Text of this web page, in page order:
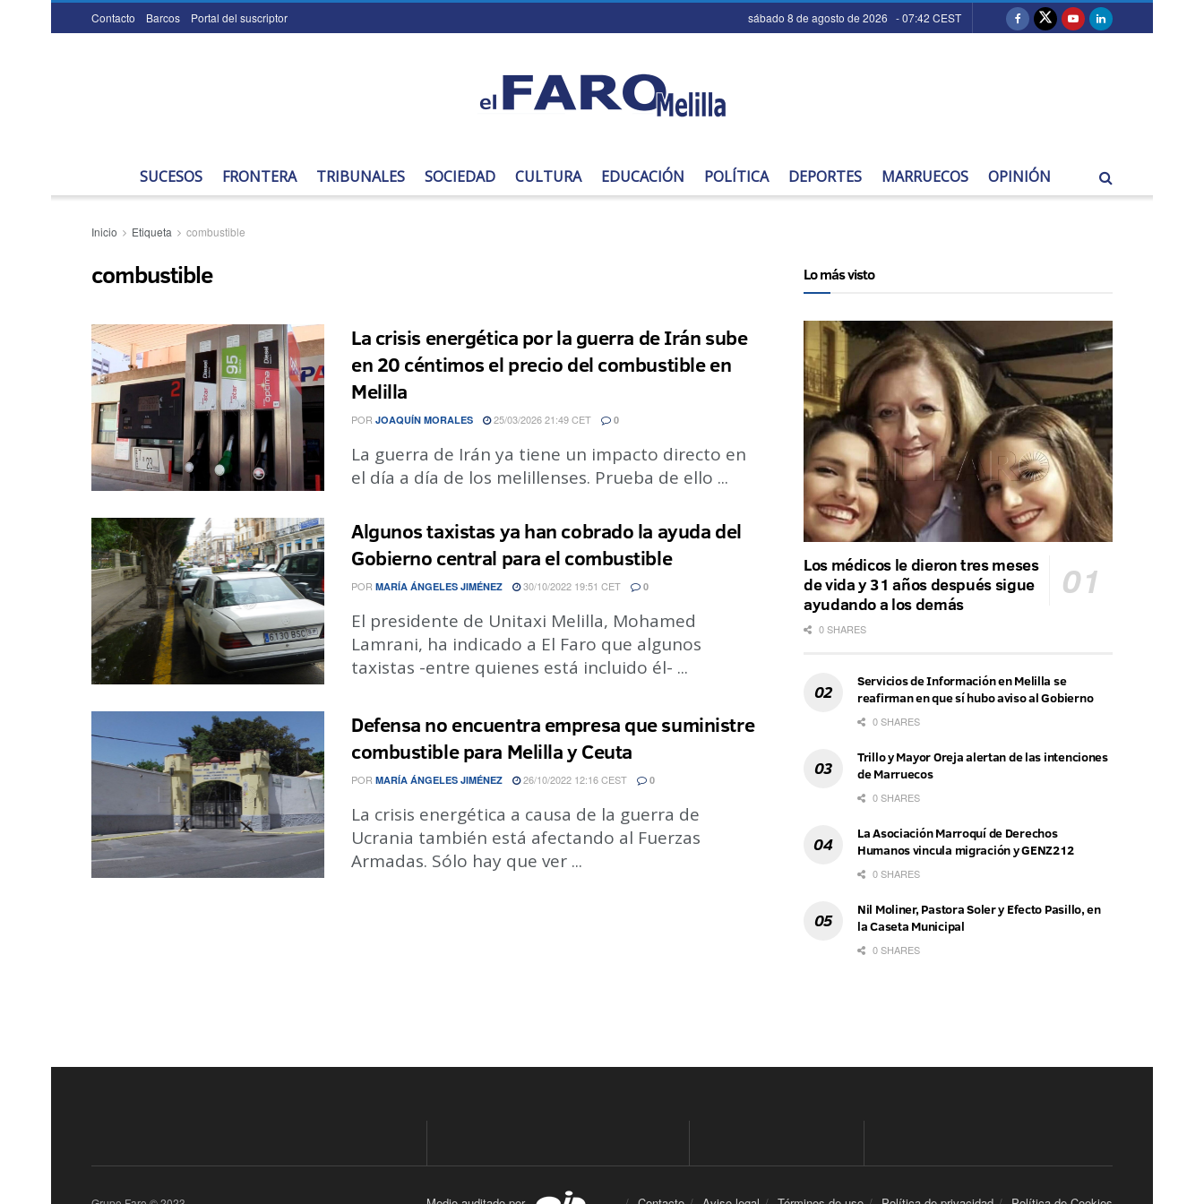
Contacto Barcos Portal del suscriptor sábado 8 de agosto de 2026 - 07:42 CEST
SUCESOS FRONTERA TRIBUNALES SOCIEDAD CULTURA EDUCACIÓN POLÍTICA DEPORTES MARRUECOS OPINIÓN
Inicio Etiqueta combustible
combustible
La crisis energética por la guerra de Irán sube
en 20 céntimos el precio del combustible en
Melilla
POR JOAQUÍN MORALES 25/03/2026 21:49 CET 0
La guerra de Irán ya tiene un impacto directo en
el día a día de los melillenses. Prueba de ello ...
Algunos taxistas ya han cobrado la ayuda del
Gobierno central para el combustible
POR MARÍA ÁNGELES JIMÉNEZ 30/10/2022 19:51 CET 0
El presidente de Unitaxi Melilla, Mohamed
Lamrani, ha indicado a El Faro que algunos
taxistas -entre quienes está incluido él- ...
Defensa no encuentra empresa que suministre
combustible para Melilla y Ceuta
POR MARÍA ÁNGELES JIMÉNEZ 26/10/2022 12:16 CEST 0
La crisis energética a causa de la guerra de
Ucrania también está afectando al Fuerzas
Armadas. Sólo hay que ver ...
Lo más visto
Los médicos le dieron tres meses
de vida y 31 años después sigue
ayudando a los demás
0 SHARES
Servicios de Información en Melilla se
reafirman en que sí hubo aviso al Gobierno
0 SHARES
Trillo y Mayor Oreja alertan de las intenciones
de Marruecos
0 SHARES
La Asociación Marroquí de Derechos
Humanos vincula migración y GENZ212
0 SHARES
Nil Moliner, Pastora Soler y Efecto Pasillo, en
la Caseta Municipal
0 SHARES